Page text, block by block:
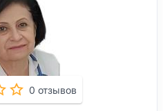
0 отзывов